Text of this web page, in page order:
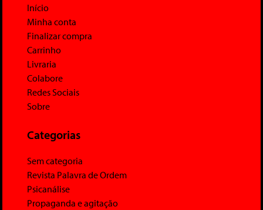
Início
Minha conta
Finalizar compra
Carrinho
Livraria
Colabore
Redes Sociais
Sobre
Categorias
Sem categoria
Revista Palavra de Ordem
Psicanálise
Propaganda e agitação